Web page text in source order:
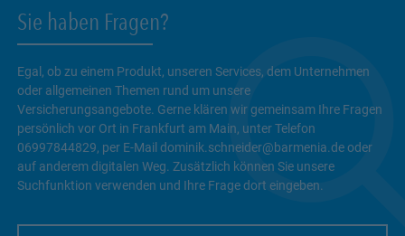
Sie haben Fragen?
Egal, ob zu einem Produkt, unseren Services, dem Unternehmen
oder allgemeinen Themen rund um unsere
Versicherungsangebote. Gerne klären wir gemeinsam Ihre Fragen
persönlich vor Ort in Frankfurt am Main, unter Telefon
06997844829, per E-Mail dominik.schneider@barmenia.de oder
auf anderem digitalen Weg. Zusätzlich können Sie unsere
Suchfunktion verwenden und Ihre Frage dort eingeben.